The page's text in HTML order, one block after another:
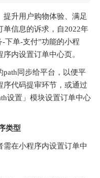
提升用户购物体验、满足
单信息的诉求，自2022年
下单-支付”功能的小程
内设置订单中心页。
同步给平台，以便平
序代码提审环节，或通过
设置」模块设置订单中心
类型
在小程序内设置订单中